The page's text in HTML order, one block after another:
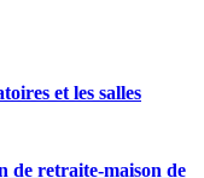
et les salles
de retraite-maison de